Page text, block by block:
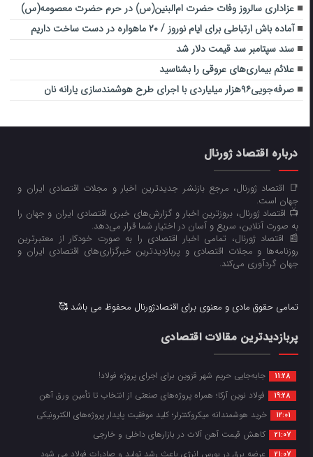
عزاداری سالروز وفات حضرت ام‌البنین(س) در حرم حضرت معصومه(س)
آماده باش ارتباطی برای ایام نوروز / ۲۰ ماهواره در دست ساخت داریم
سند سپتامبر سد قیمت دلار شد
علائم بیماری‌های عروقی را بشناسید
صرفه‌جویی۹۶هزار میلیاردی با اجرای طرح هوشمندسازی یارانه نان
درباره اقتصاد ژورنال
📑 اقتصاد ژورنال، مرجع بازنشر جدیدترین اخبار و مجلات اقتصادی ایران و
جهان است.
📺 اقتصاد ژورنال، بروزترین اخبار و گزارش‌های خبری اقتصادی ایران و جهان را
به صورت آنلاین، سریع و آسان در اختیار شما قرار می‌‌دهد.
📰 اقتصاد ژورنال، تمامی اخبار اقتصادی را به صورت خودکار از معتبرترین
روزنامه‌ها و مجلات اقتصادی و پربازدیدترین خبرگزاری‌های اقتصادی ایران و
جهان گردآوری می‌کند.
تمامی حقوق مادی و معنوی برای اقتصادژورنال محفوظ می باشد 🥰
پربازدیدترین مقالات اقتصادی
11:28 جابه‌جایی حریم شهر قزوین برای اجرای پروژه فولاد!
19:28 فولاد نوین آرکا؛ همراه پروژه‌های صنعتی از انتخاب تا تأمین ورق آهن
12:01 خرید هوشمندانه میکروکنترلر؛ کلید موفقیت پایدار پروژه‌های الکترونیکی
21:07 کاهش قیمت آهن آلات در بازارهای داخلی و خارجی
عرضه برق در بورس انرژی باعث رشد تولید و صادرات فولاد می شود